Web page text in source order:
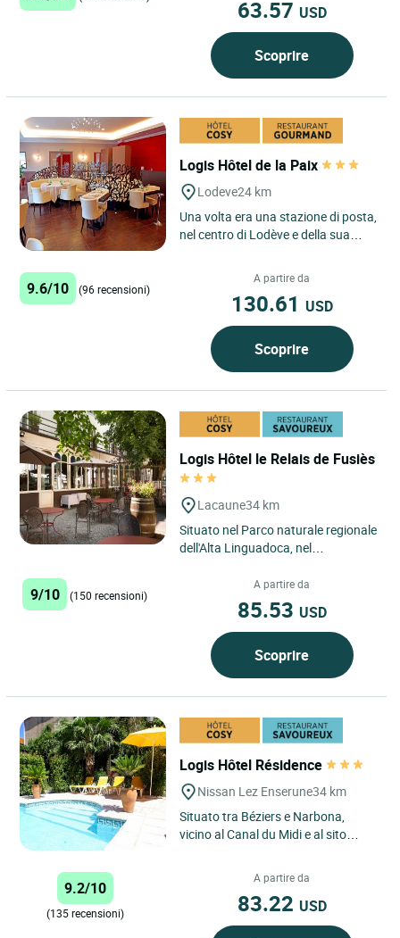
63.57 USD
Scoprire
Logis Hôtel de la Paix
Lodeve24 km
Una volta era una stazione di posta,
nel centro di Lodève e della sua
partire dal 1876....
9.6/10 (96 recensioni)
A partire da
130.61 USD
Scoprire
Logis Hôtel le Relais de Fusiès
Lacaune34 km
Situato nel Parco naturale regionale
dell'Alta Linguadoca, nel
Fusiès, gode di una posizione...
9/10 (150 recensioni)
A partire da
85.53 USD
Scoprire
Logis Hôtel Résidence
Nissan Lez Enserune34 km
Situato tra Béziers e Narbona,
vicino al Canal du Midi e al sito
spiagge del Mediterraneo,...
9.2/10
(135 recensioni)
A partire da
83.22 USD